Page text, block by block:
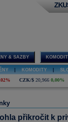
& SAZBY
KOMODITY
CZK/$ 20,966 0,00%
přikročit k